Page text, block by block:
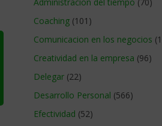
Coaching (101)
Comunicacion en los negocios
Creatividad en la empresa (96)
Delegar (22)
Desarrollo Personal (566)
Efectividad (52)